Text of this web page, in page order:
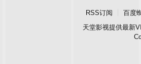
RSS订阅 百度
天堂影视提供最新